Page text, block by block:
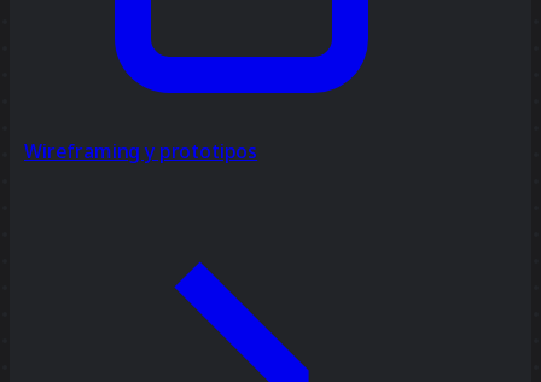
Wireframing y prototipos